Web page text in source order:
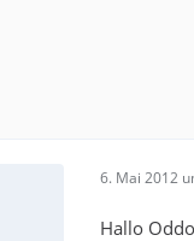
6. Mai 2012
Hallo